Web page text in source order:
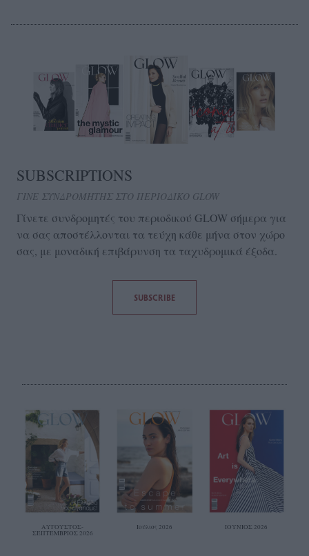
SUBSCRIPTIONS
ΓΙΝΕ ΣΥΝΔΡΟΜΗΤΗΣ ΣΤΟ ΠΕΡΙΟΔΙΚΟ GLOW
Γίνετε συνδρομητές του περιοδικού GLOW σήμερα για
να σας αποστέλλονται τα τεύχη κάθε μήνα στον χώρο
σας, με μοναδική επιβάρυνση τα ταχυδρομικά έξοδα.
SUBSCRIBE
ΑΥΓΟΥΣΤΟΣ-
ΣΕΠΤΕΜΒΡΙΟΣ 2026
Ιούλιος 2026 ΙΟΥΝΙΟΣ 2026